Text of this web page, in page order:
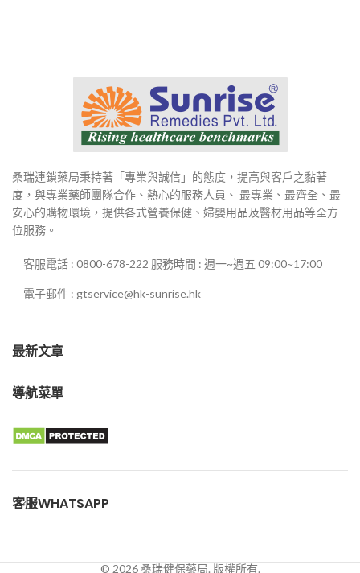
桑瑞連鎖藥局秉持著「專業與誠信」的態度，提高與客戶之黏著
度，與專業藥師團隊合作、熱心的服務人員、 最專業、最齊全、最
安心的購物環境，提供各式營養保健、婦嬰用品及醫材用品等全方
位服務。
客服電話 : 0800-678-222 服務時間 : 週一~週五 09:00~17:00
電子郵件 : gtservice@hk-sunrise.hk
最新文章
導航菜單
客服WHATSAPP
© 2026 桑瑞健保藥局. 版權所有.